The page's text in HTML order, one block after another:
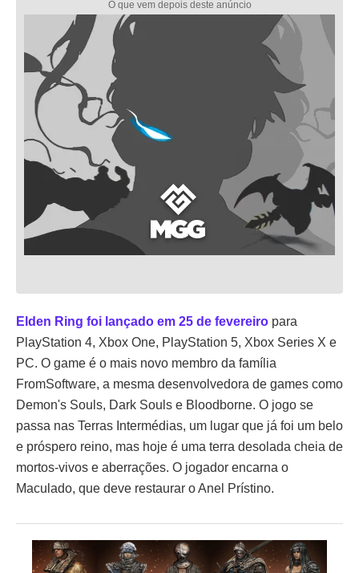
Elden Ring foi lançado em 25 de fevereiro para
PlayStation 4, Xbox One, PlayStation 5, Xbox Series X e
PC. O game é o mais novo membro da família
FromSoftware, a mesma desenvolvedora de games como
Demon's Souls, Dark Souls e Bloodborne. O jogo se
passa nas Terras Intermédias, um lugar que já foi um belo
e próspero reino, mas hoje é uma terra desolada cheia de
mortos-vivos e aberrações. O jogador encarna o
Maculado, que deve restaurar o Anel Prístino.